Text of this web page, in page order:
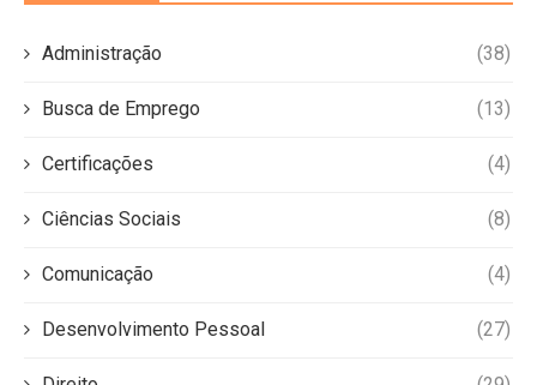
Administração (38)
Busca de Emprego (13)
Certificações (4)
Ciências Sociais (8)
Comunicação (4)
Desenvolvimento Pessoal (27)